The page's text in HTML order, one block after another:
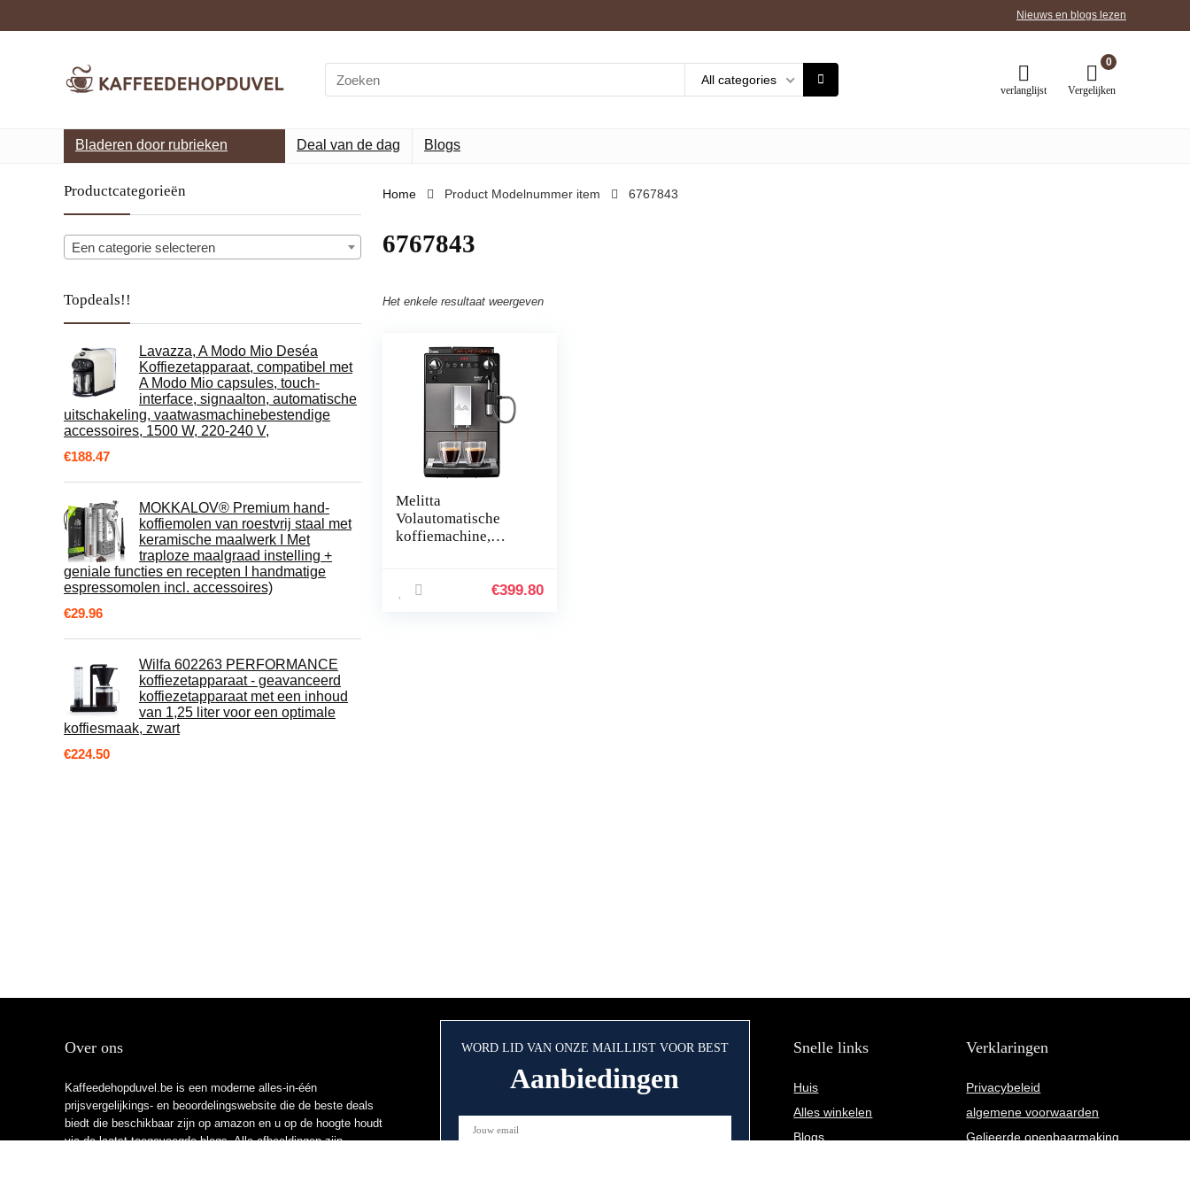
Nieuws en blogs lezen
Search
for:
All categories
verlanglijst
0
Vergelijken
Bladeren door rubrieken Deal van de dag Blogs
Productcategorieën
Een categorie selecteren
Topdeals!!
Lavazza, A Modo Mio Deséa
Koffiezetapparaat, compatibel met
A Modo Mio capsules, touch-
interface, signaalton, automatische
uitschakeling, vaatwasmachinebestendige
accessoires, 1500 W, 220-240 V,
€188.47
MOKKALOV® Premium hand-
koffiemolen van roestvrij staal met
keramische maalwerk I Met
traploze maalgraad instelling +
geniale functies en recepten I handmatige
espressomolen incl. accessoires)
€29.96
Wilfa 602263 PERFORMANCE
koffiezetapparaat - geavanceerd
koffiezetapparaat met een inhoud
van 1,25 liter voor een optimale
koffiesmaak, zwart
€224.50
Home Product Modelnummer item ‎6767843
‎6767843
Het enkele resultaat weergeven
Melitta
Volautomatische
koffiemachine,
roestvrij staal, 1450
€399.80
Over ons
Kaffeedehopduvel.be is een moderne alles-in-één
prijsvergelijkings- en beoordelingswebsite die de beste deals
biedt die beschikbaar zijn op amazon en u op de hoogte houdt
via de laatst toegevoegde blogs. Alle afbeeldingen zijn
WORD LID VAN ONZE MAILLIJST VOOR BEST
Aanbiedingen
Snelle links
Huis
Alles winkelen
Blogs
Verklaringen
Privacybeleid
algemene voorwaarden
Gelieerde openbaarmaking